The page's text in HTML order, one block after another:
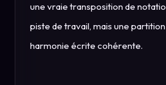
une vraie transposition de
piste de travail, mais une
harmonie écrite cohérente.